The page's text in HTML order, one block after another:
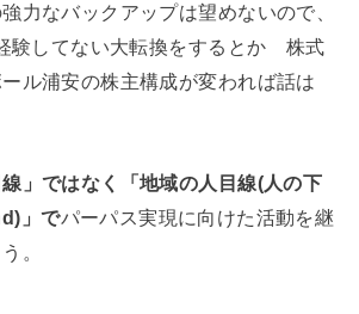
力なバックアップは望めないので、
験してない大転換をするとか 株式
ル浦安の株主構成が変われば話は
線」ではなく「地域の人目線(人の下
」でパーパス実現に向けた活動を継
。